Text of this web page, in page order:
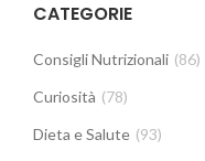
CATEGORIE
Consigli Nutrizionali (86)
Curiosità (78)
Dieta e Salute (93)